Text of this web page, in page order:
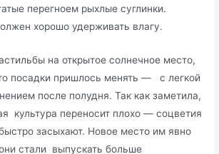
перегноем рыхлые суглинки.
хорошо удерживать влагу.
на открытое солнечное место,
посадки пришлось менять — с легкой
после полудня. Так как заметила,
культура переносит плохо — соцветия
засыхают. Новое место им явно
стали выпускать больше